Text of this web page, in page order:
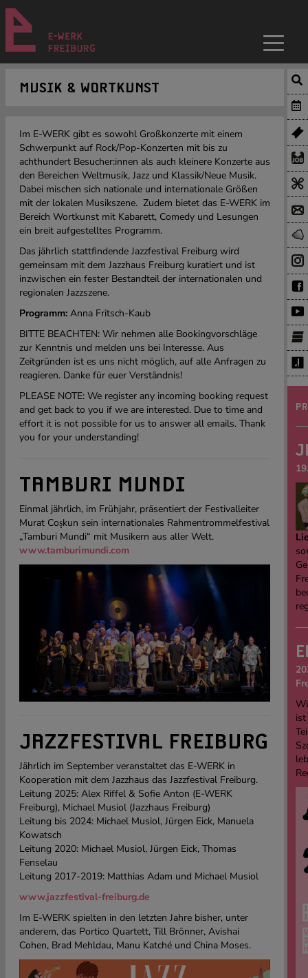
MUSIK & WORTKUNST
Im E-WERK gibt es sowohl Großkonzerte mit einem
Schwerpunkt auf Rock/Pop-Konzerten mit bis zu
achthundert Besucher:innen als auch kleinere Konzerte aus
den Bereichen Weltmusik, Jazz und Klassik/Neue Musik.
Dabei mischen sich nationale und internationale Größen
mit der lokalen Musikszene. Zudem bietet das E-WERK im
Bereich Wortkunst mit Kabarett, Comedy und Lesungen
ein breit aufgestelltes Programm.
Das jährlich stattfindende Jazzfestival Freiburg wird
gemeinsam mit dem Jazzhaus Freiburg kuratiert und ist
inzwischen ein fester Bestandteil der internationalen und
regionalen Jazzszene.
Programm: Anna Fritsch-Kaub
BITTE BEACHTEN: Wir nehmen alle Bookingvorschläge
zur Kenntnis und melden uns bei Interesse. Aus
Zeitgründen ist es uns nicht möglich, auf alle Anfragen zu
reagieren. Danke für euer Verständnis!
PLEASE NOTE: We register any incoming booking request
and get back to you if we are interested. Due to time and
effort it is not possible for us to answer all emails. Thank
you for your understanding!
TAMBURI MUNDI
Einmal jährlich, im Frühjahr, präsentiert der Festivalleiter
Murat Coşkun sein internationales Rahmentrommelfestival
„Tamburi Mundi“ mit Musikern aus aller Welt.
www.tamburimundi.com
JAZZFESTIVAL FREIBURG
Jährlich im September veranstaltet das E-WERK in
Kooperation mit dem Jazzhaus das Jazzfestival Freiburg.
Leitung 2025: Alex Riffel & Sofie Anton (E-WERK
Freiburg), Michael Musiol (Jazzhaus Freiburg)
Leitung bis 2024: Michael Musiol, Jürgen Eick, Manuela
Kowatsch
Leitung 2020: Michael Musiol, Jürgen Eick, Thomas
Fenselau
Leitung 2017-2019: Matthias Adam und Michael Musiol
www.jazzfestival-freiburg.de
Im E-WERK spielten in den letzten Jahre bisher, unter
anderem, das Portico Quartett, Till Brönner, Avishai
Cohen, Brad Mehldau, Manu Katché und China Moses.